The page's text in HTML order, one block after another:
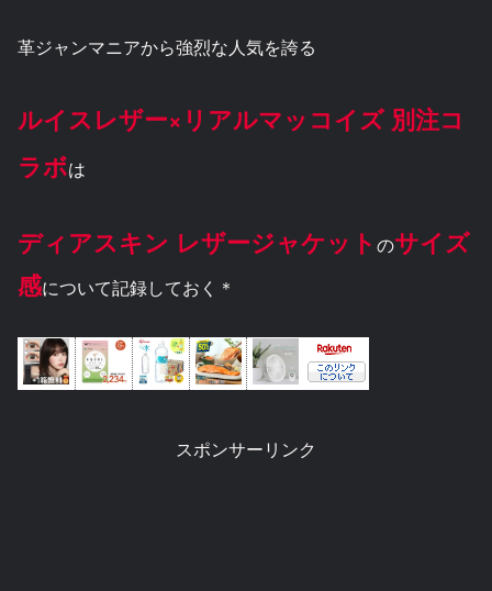
革ジャンマニアから強烈な人気を誇る
ルイスレザー×リアルマッコイズ 別注コ
ラボは
ディアスキン レザージャケット のサイズ
感について記録しておく＊
スポンサーリンク